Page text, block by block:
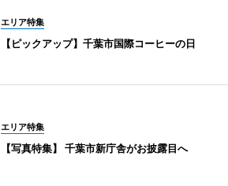
エリア特集
【ピックアップ】千葉市国際コーヒーの日
エリア特集
【写真特集】 千葉市新庁舎がお披露目へ